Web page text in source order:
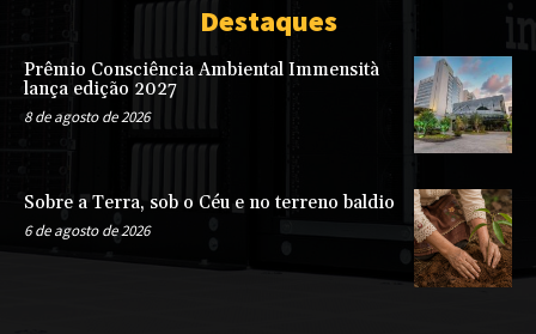
Destaques
Prêmio Consciência Ambiental Immensità
lança edição 2027
8 de agosto de 2026
Sobre a Terra, sob o Céu e no terreno baldio
6 de agosto de 2026